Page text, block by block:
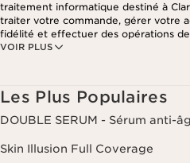
VOIR PLUS
traitement informatique destiné à
traiter votre commande, gérer votre
fidélité et effectuer des opérations
notamment pour vous adresser des
Les Plus Populaires
DOUBLE SERUM - Sérum anti-
Skin Illusion Full Coverage